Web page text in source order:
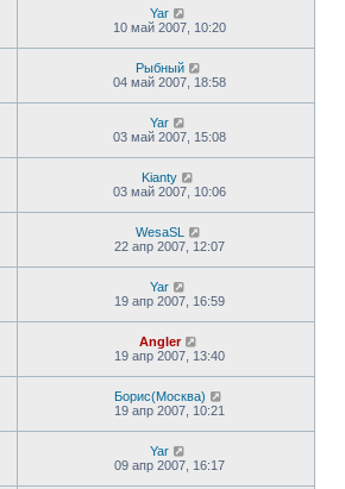
Yar
10 май 2007, 10:20
Рыбный
04 май 2007, 18:58
Yar
03 май 2007, 15:08
Kianty
03 май 2007, 10:06
WesaSL
22 апр 2007, 12:07
Yar
19 апр 2007, 16:59
Angler
19 апр 2007, 13:40
Борис(Москва)
19 апр 2007, 10:21
Yar
09 апр 2007, 16:17